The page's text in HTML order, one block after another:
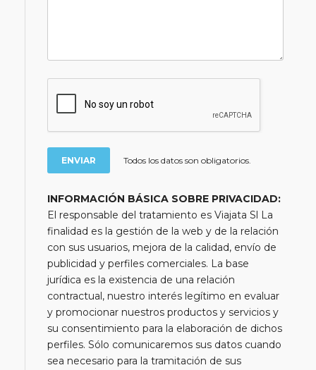
Todos los datos son obligatorios.
INFORMACIÓN BÁSICA SOBRE PRIVACIDAD:
El responsable del tratamiento es Viajata Sl La
finalidad es la gestión de la web y de la relación
con sus usuarios, mejora de la calidad, envío de
publicidad y perfiles comerciales. La base
jurídica es la existencia de una relación
contractual, nuestro interés legítimo en evaluar
y promocionar nuestros productos y servicios y
su consentimiento para la elaboración de dichos
perfiles. Sólo comunicaremos sus datos cuando
sea necesario para la tramitación de sus